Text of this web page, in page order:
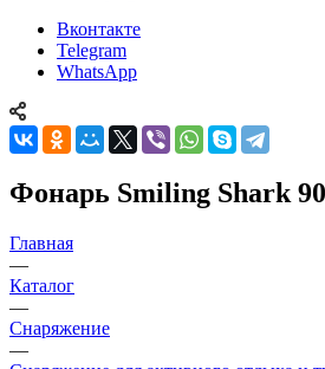
Вконтакте
Telegram
WhatsApp
Фонарь Smiling Shark
Главная
—
Каталог
—
Снаряжение
—